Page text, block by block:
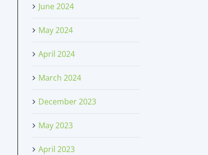
June 2024
May 2024
April 2024
March 2024
December 2023
May 2023
April 2023